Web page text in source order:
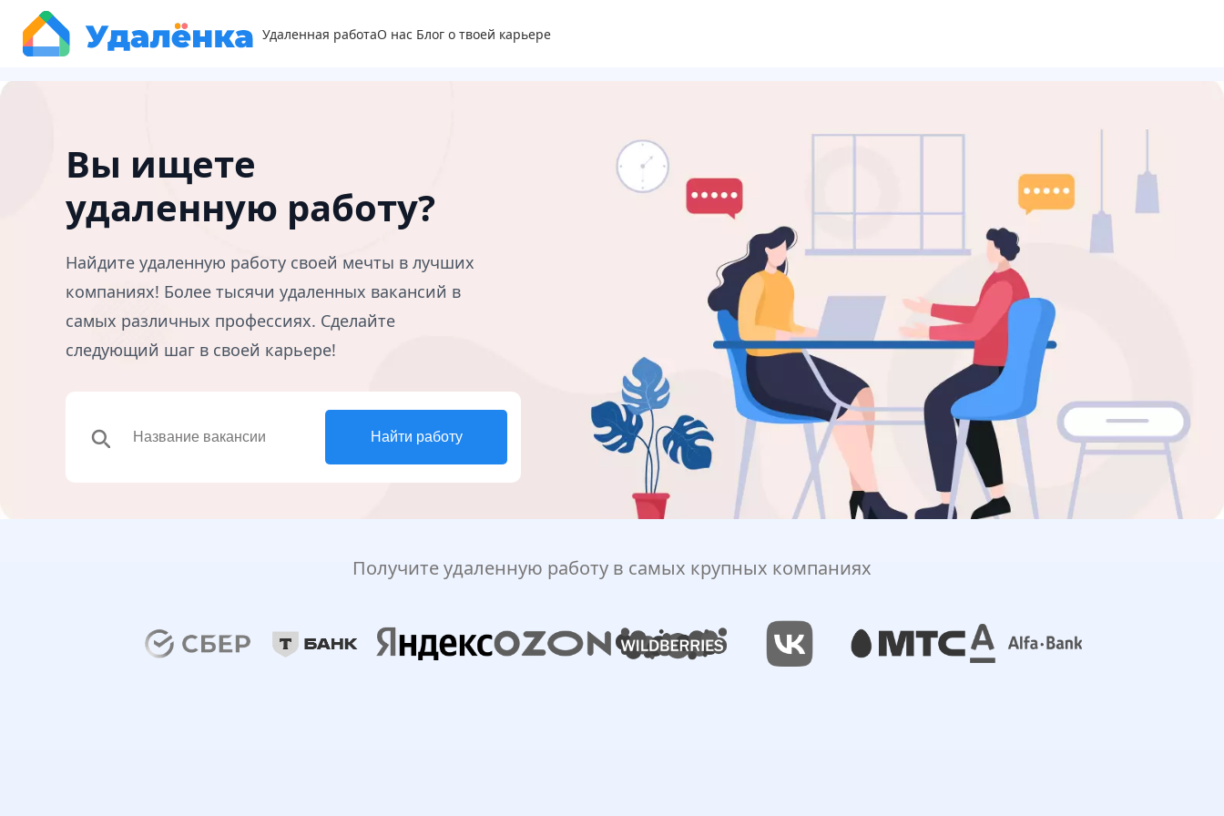
Удаленная работаО нас Блог о твоей карьере
Вы ищете
удаленную работу?
Найдите удаленную работу своей мечты в лучших
компаниях! Более тысячи удаленных вакансий в
самых различных профессиях. Сделайте
следующий шаг в своей карьере!
search Найти работу
Получите удаленную работу в самых крупных компаниях